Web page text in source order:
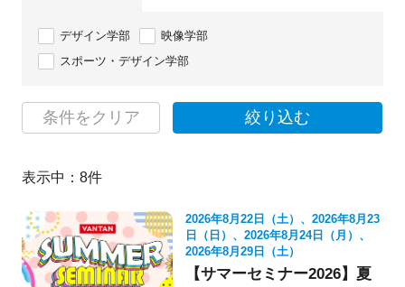
デザイン学部
映像学部
スポーツ・デザイン学部
条件をクリア 絞り込む
表示中： 8件
2026年8月22日（土）、2026年8月23
日（日）、2026年8月24日（月）、
2026年8月29日（土）
【サマーセミナー2026】夏